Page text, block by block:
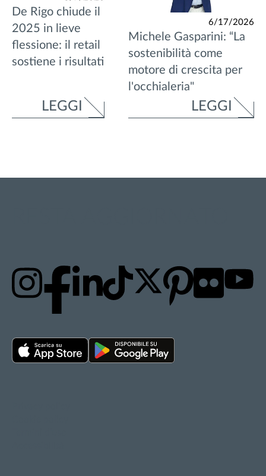
De Rigo chiude il
2025 in lieve
flessione: il retail
sostiene i risultati
LEGGI
6/17/2026
Michele Gasparini: “La
sostenibilità come
motore di crescita per
l'occhialeria"
LEGGI